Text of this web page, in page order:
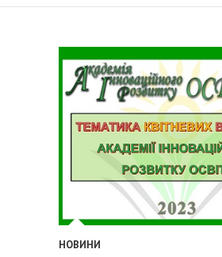
НОВИНИ